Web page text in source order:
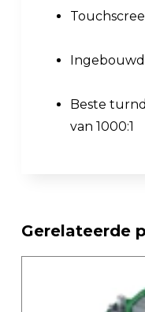
Beste
van 1000:1
Gerelateerde